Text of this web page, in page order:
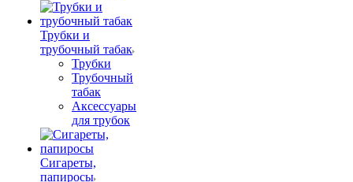
Трубки и
трубочный табак
Трубки
Трубочный
табак
Аксессуары
для трубок
Сигареты,
папиросы